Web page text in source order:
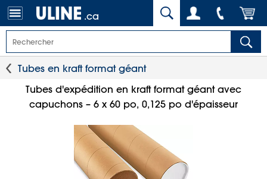
.ca
Tubes en kraft format géant
Tubes d'expédition en kraft format géant avec
capuchons – 6 x 60 po, 0,125 po d'épaisseur